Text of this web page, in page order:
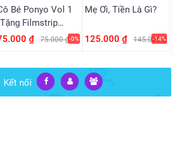
Bé Ponyo Vol 1
Filmstrip
₫ 75.000 ₫-0%
Mẹ Ơi, Tiền Là Gì?
125.000 ₫ 145.000 ₫
-14%
Kết nối